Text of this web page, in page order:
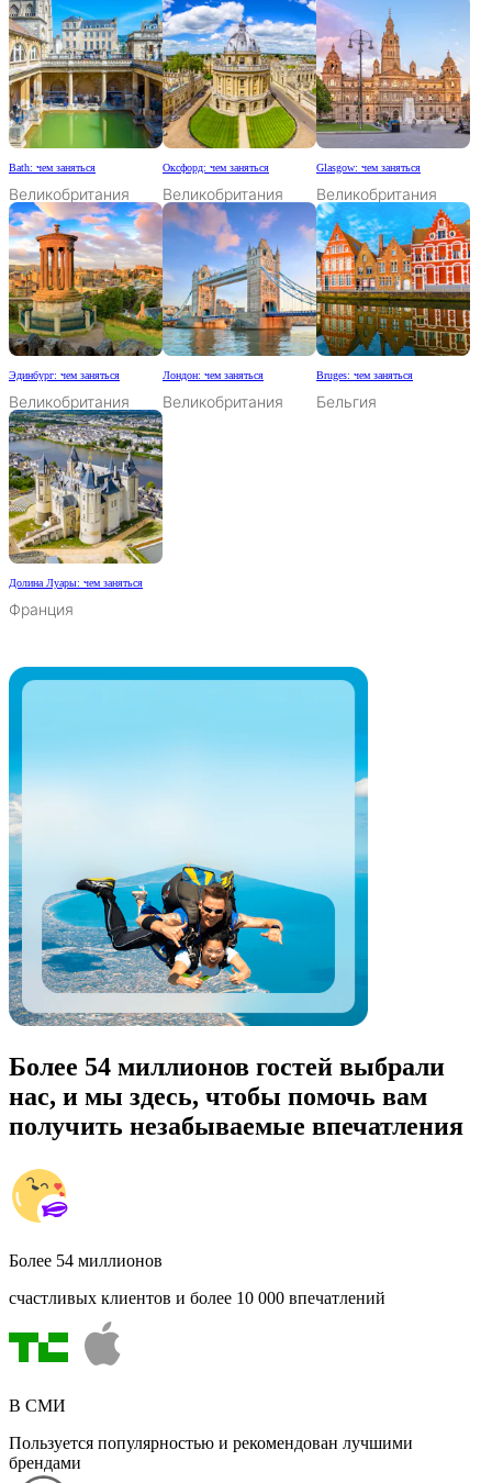
Bath: чем заняться
Великобритания
Оксфорд: чем заняться
Великобритания
Glasgow: чем заняться
Великобритания
Эдинбург: чем заняться
Великобритания
Лондон: чем заняться
Великобритания
Bruges: чем заняться
Бельгия
Долина Луары: чем заняться
Франция
Более 54 миллионов гостей выбрали
нас, и мы здесь, чтобы помочь вам
получить незабываемые впечатления
Более 54 миллионов
счастливых клиентов и более 10 000 впечатлений
В СМИ
Пользуется популярностью и рекомендован лучшими
брендами